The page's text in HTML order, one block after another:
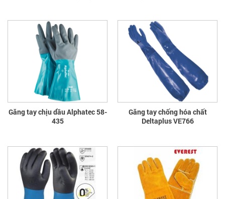
Găng tay chịu dầu Alphatec 58-
435
Găng tay chống hóa chất
Deltaplus VE766